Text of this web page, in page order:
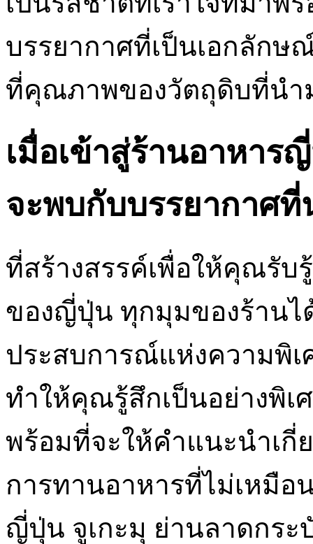
บรรยากาศที่เป็นเอกลักษ
ที่คุณภาพของวัตถุดิบที่นำ
เมื่อเข้าสู่ร้านอาหาร
จะพบกับบรรยากาศที่
ที่สร้างสรรค์เพื่อให้คุณรับ
ของญี่ปุ่น ทุกมุมของร้านไ
ประสบการณ์แห่งความพิเ
ทำให้คุณรู้สึกเป็นอย่างพิเ
พร้อมที่จะให้คำแนะนำเกี่
การทานอาหารที่ไม่เหมื
ญี่ปุ่น จูเกะมุ ย่านลาดกร